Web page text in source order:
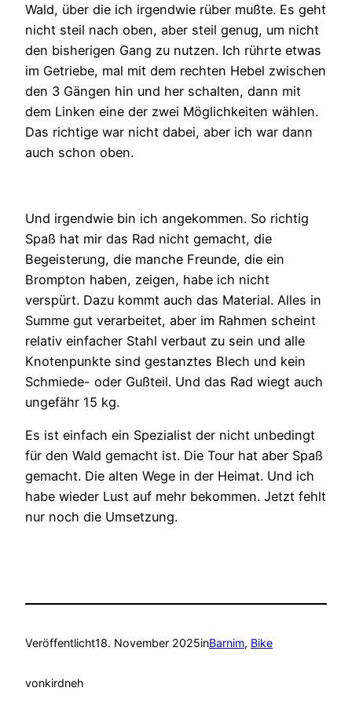
Wald, über die ich irgendwie rüber mußte. Es geht
nicht steil nach oben, aber steil genug, um nicht
den bisherigen Gang zu nutzen. Ich rührte etwas
im Getriebe, mal mit dem rechten Hebel zwischen
den 3 Gängen hin und her schalten, dann mit
dem Linken eine der zwei Möglichkeiten wählen.
Das richtige war nicht dabei, aber ich war dann
auch schon oben.
Und irgendwie bin ich angekommen. So richtig
Spaß hat mir das Rad nicht gemacht, die
Begeisterung, die manche Freunde, die ein
Brompton haben, zeigen, habe ich nicht
verspürt. Dazu kommt auch das Material. Alles in
Summe gut verarbeitet, aber im Rahmen scheint
relativ einfacher Stahl verbaut zu sein und alle
Knotenpunkte sind gestanztes Blech und kein
Schmiede- oder Gußteil. Und das Rad wiegt auch
ungefähr 15 kg.
Es ist einfach ein Spezialist der nicht unbedingt
für den Wald gemacht ist. Die Tour hat aber Spaß
gemacht. Die alten Wege in der Heimat. Und ich
habe wieder Lust auf mehr bekommen. Jetzt fehlt
nur noch die Umsetzung.
Veröffentlicht18. November 2025inBarnim, Bike
vonkirdneh